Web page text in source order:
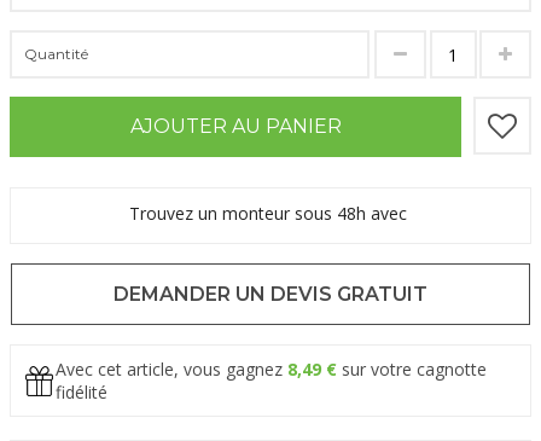
Quantité
AJOUTER AU PANIER
Trouvez un monteur sous 48h avec
DEMANDER UN DEVIS GRATUIT
Avec cet article, vous gagnez 8,49 € sur votre cagnotte
fidélité